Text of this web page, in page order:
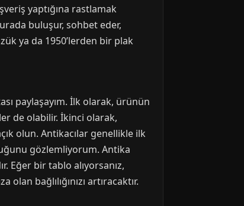
yaptığına rastlamak
buluşur, sohbet eder,
ya da 1950’lerden bir plak
paylaşayım. İlk olarak, ürünün
de olabilir. İkinci olarak,
olun. Antikacılar genellikle ilk
gözlemliyorum. Antika
Eğer bir tablo alıyorsanız,
bağlılığınızı artıracaktır.